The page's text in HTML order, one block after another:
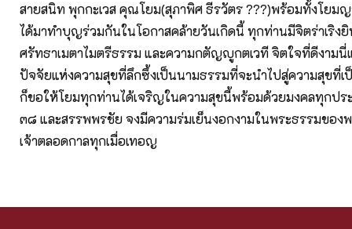
สายสนิท พุกกะเวส คุณโยม(สุภาพิศ ธีรวัตร ???)พร้อมทั้งโยม
ได้มาทำบุญร่วมกันในโอกาสคล้ายวันเกิดนี้ ทุกท่านมีจิตร่าเริง
ศรัทธาเมตาไมตรีธรรม และความกตัญญูกตเวที จิตใจที่ดีงามนี่
ปัจจัยแห่งความสุขที่ลึกซึ้งเป็นนามธรรมที่จะนำไปสู่ความสุขที่เ
ก็ขอให้โยมทุกท่านได้เจริญในความสุขนี้พร้อมด้วยมงคลทุกปร
๓๘ และสรรพพรชัย จงมีความร่มเย็นงอกงามในพระธรรมของ
เจ้าตลอดกาลทุกเมื่อเทอญ